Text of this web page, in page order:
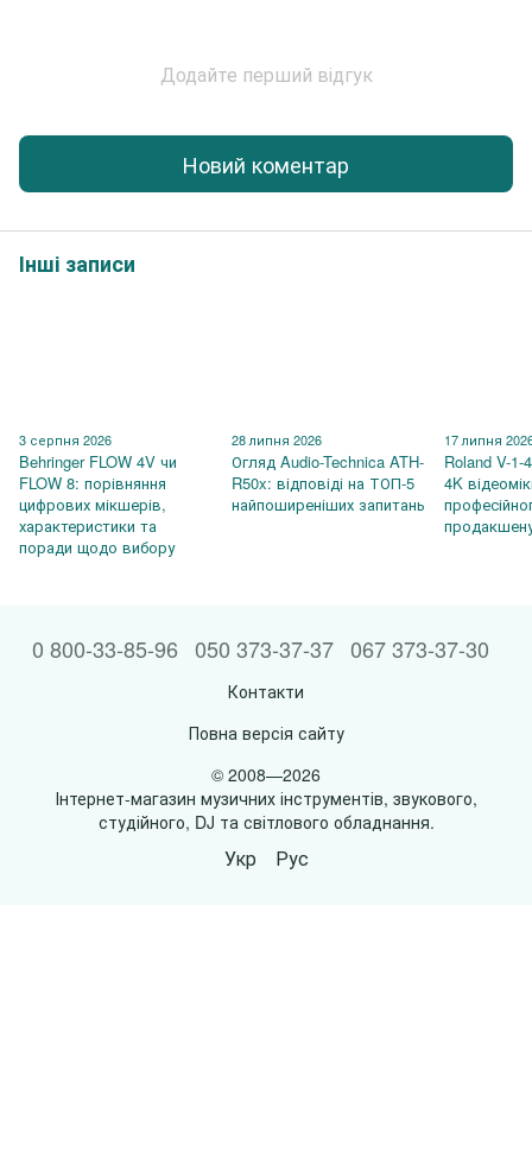
Додайте перший відгук
Новий коментар
Інші записи
3 серпня 2026
Behringer FLOW 4V чи
FLOW 8: порівняння
цифрових мікшерів,
характеристики та
поради щодо вибору
28 липня 2026
Огляд Audio-Technica ATH-
R50x: відповіді на ТОП-5
найпоширеніших запитань
17 липня
Roland V-
4K
0 800-33-85-96 050 373-37-37 067 373-37-30
Контакти
Повна версія сайту
© 2008—2026
Інтернет-магазин музичних інструментів, звукового,
студійного, DJ та світлового обладнання.
Укр Рус